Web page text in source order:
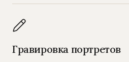
Гравировка портретов